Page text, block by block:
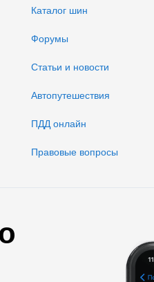
Каталог шин
Форумы
Статьи и новости
Автопутешествия
ПДД онлайн
Правовые вопросы